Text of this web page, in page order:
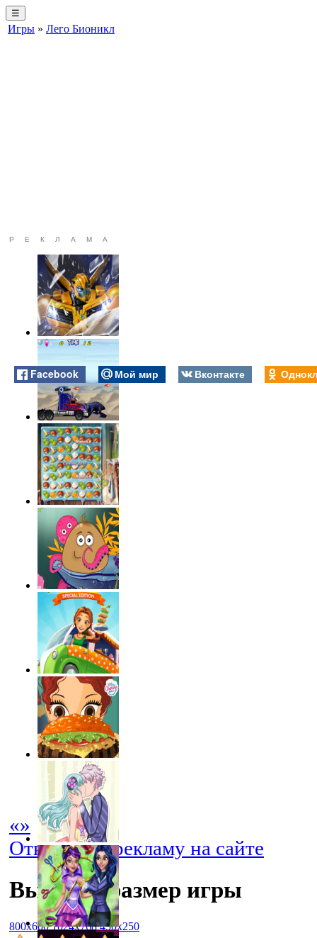
☰
Игры » Лего Бионикл
РЕКЛАМА
Facebook Мой мир Вконтакте
«»
Отключить рекламу на сайте
Выбрать размер игры
800x600 1024x768 450x250